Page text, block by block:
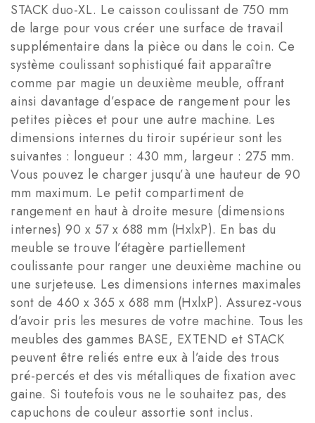
STACK duo-XL. Le caisson coulissant de 750 mm
de large pour vous créer une surface de travail
supplémentaire dans la pièce ou dans le coin. Ce
système coulissant sophistiqué fait apparaître
comme par magie un deuxième meuble, offrant
ainsi davantage d’espace de rangement pour les
petites pièces et pour une autre machine. Les
dimensions internes du tiroir supérieur sont les
suivantes : longueur : 430 mm, largeur : 275 mm.
Vous pouvez le charger jusqu’à une hauteur de 90
mm maximum. Le petit compartiment de
rangement en haut à droite mesure (dimensions
internes) 90 x 57 x 688 mm (HxlxP). En bas du
meuble se trouve l’étagère partiellement
coulissante pour ranger une deuxième machine ou
une surjeteuse. Les dimensions internes maximales
sont de 460 x 365 x 688 mm (HxlxP). Assurez-vous
d’avoir pris les mesures de votre machine. Tous les
meubles des gammes BASE, EXTEND et STACK
peuvent être reliés entre eux à l’aide des trous
pré-percés et des vis métalliques de fixation avec
gaine. Si toutefois vous ne le souhaitez pas, des
capuchons de couleur assortie sont inclus.